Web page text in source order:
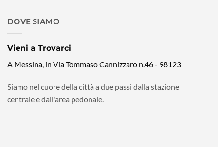
DOVE SIAMO
Vieni a Trovarci
A Messina, in Via Tommaso Cannizzaro n.46 - 98123
Siamo nel cuore della città a due passi dalla stazione
centrale e dall'area pedonale.